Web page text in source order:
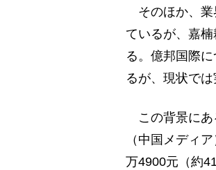
そのほか、業
ているが、嘉
る。億邦国際
るが、現状で
この背景にあ
（中国メディ
万4900元（約